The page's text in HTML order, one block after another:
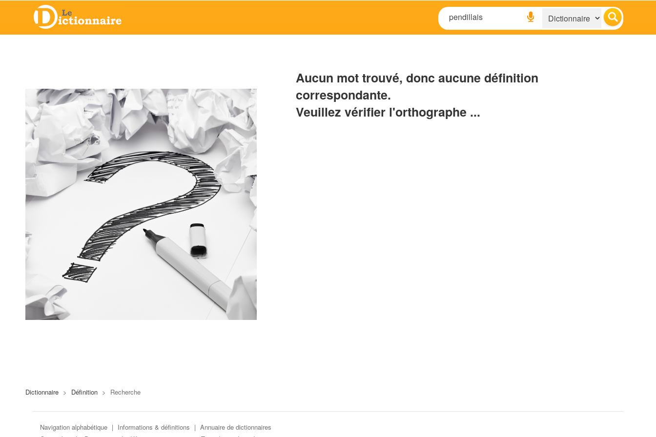
Aucun mot trouvé, donc aucune définition
correspondante.
Veuillez vérifier l'orthographe ...
Dictionnaire > Définition > Recherche
Navigation alphabétique | Informations & définitions | Annuaire de dictionnaires